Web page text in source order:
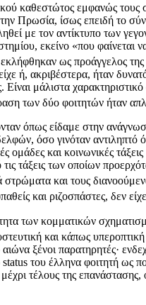
εμφανώς τους
Πρωσία, ίσως επειδή το
με τον αντίκτυπο των
εκείνο «που
ως προάγγελος
ή, ακριβέστερα, ήταν
μάλιστα
των δύο φοιτητών ήταν
όπως είδαμε στην
όσο γινόταν αντιληπτό
και κοινωνικές
τάξεις των οποίων
και τους
και ριζοσπάστες, δεν
των κομματικών
και κάπως υπεροπτική
ξένοι παρατηρητές·
του έλληνα φοιτητή ως
τέλους της